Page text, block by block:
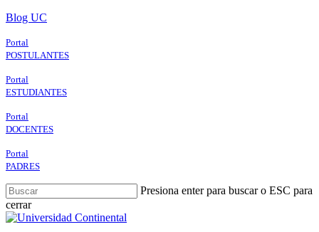
Skip
main
content
Blog UC
Portal
POSTULANTES
Portal
ESTUDIANTES
Portal
DOCENTES
Portal
PADRES
Presiona enter para buscar o ESC para
cerrar
Close